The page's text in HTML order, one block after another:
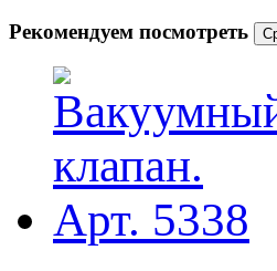
Рекомендуем посмотреть